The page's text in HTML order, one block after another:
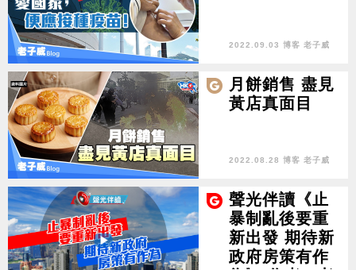
2022.09.03 博客 老子威
月餅銷售 盡見
黃店真面目
2022.08.28 博客 老子威
聲光伴讀《止
暴制亂後要重
新出發 期待新
政府房策有作